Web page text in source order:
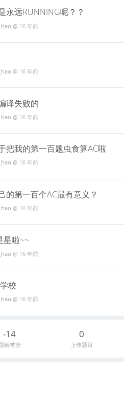
永远RUNNING呢？？
@ 16 年前
@ 16 年前
译失败的
@ 16 年前
把我的第一百题虫食算AC啦
@ 16 年前
的第一百个AC最有意义？
@ 16 年前
星啦~~
@ 16 年前
校
@ 16 年前
-14
解被赞
0
上传题目